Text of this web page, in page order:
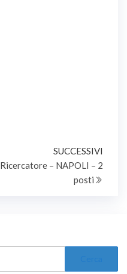
SUCCESSIVI
Ricercatore – NAPOLI – 2
posti